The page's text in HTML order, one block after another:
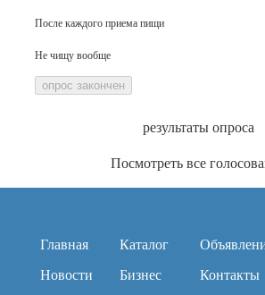
После каждого приема пищи
Не чищу вообще
опрос закончен
результаты опроса
Посмотреть все
Главная
Новости
Каталог
Бизнес
Контакты